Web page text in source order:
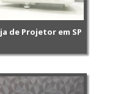
de Projetor em SP